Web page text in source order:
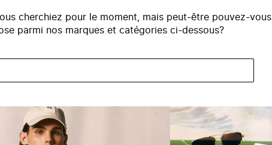
cherchiez pour le moment, mais peut-être pouvez-vous
parmi nos marques et catégories ci-dessous?